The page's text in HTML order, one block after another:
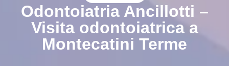
Odontoiatria Ancillotti –
Visita odontoiatrica a
Montecatini Terme